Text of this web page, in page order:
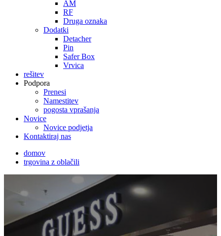
AM
RF
Druga oznaka
Dodatki
Detacher
Pin
Safer Box
Vrvica
rešitev
Podpora
Prenesi
Namestitev
pogosta vprašanja
Novice
Novice podjetja
Kontaktiraj nas
domov
trgovina z oblačili